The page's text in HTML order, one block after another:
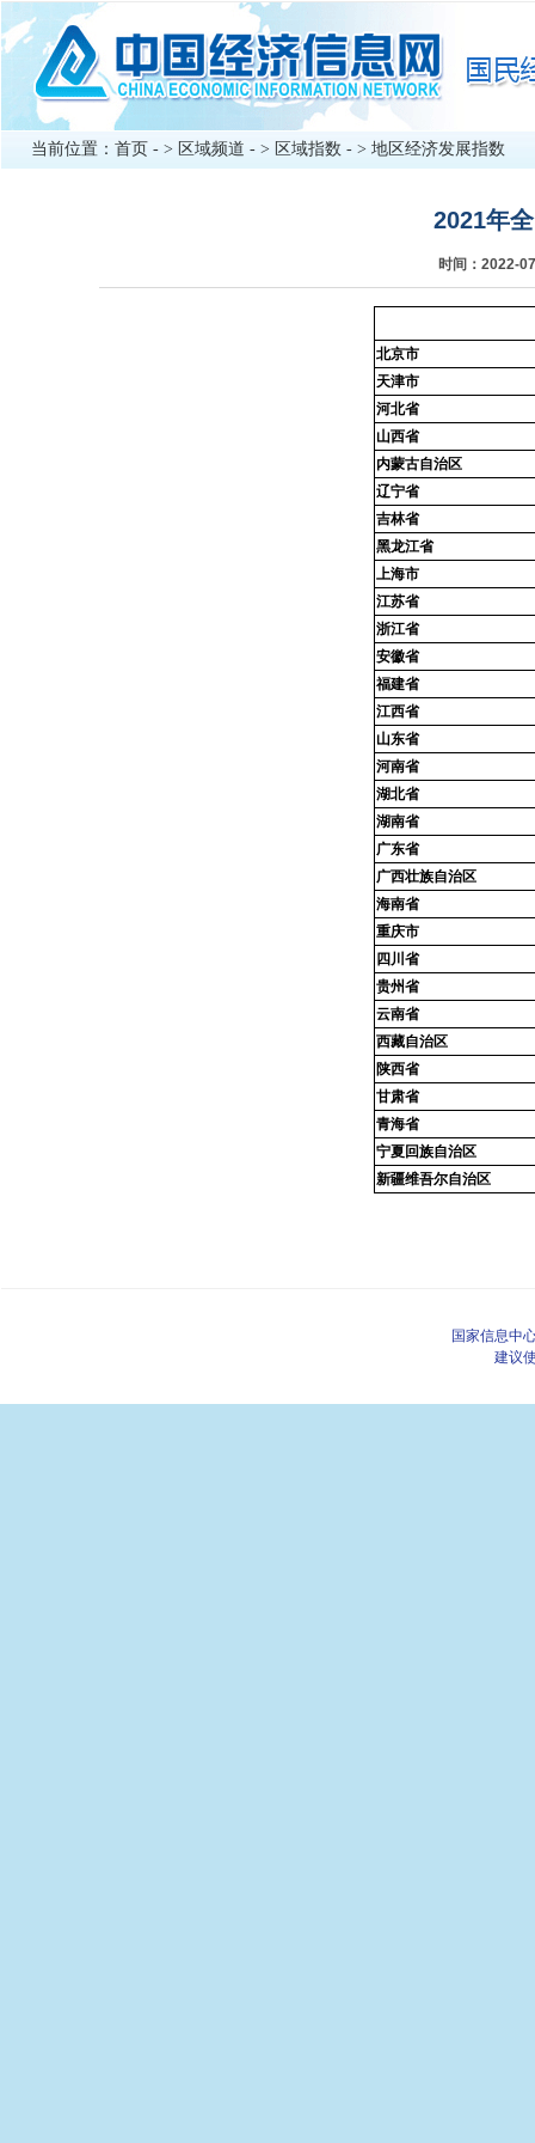
当前位置： 首页 - > 区域频道 - > 区域指数 - > 地区经济发展指数
2021年
时间：2022-
北京市
天津市
河北省
山西省
内蒙古自治区
辽宁省
吉林省
黑龙江省
上海市
江苏省
浙江省
安徽省
福建省
江西省
山东省
河南省
湖北省
湖南省
广东省
广西壮族自治区
海南省
重庆市
四川省
贵州省
云南省
西藏自治区
陕西省
甘肃省
青海省
宁夏回族自治区
新疆维吾尔自治区
国家信息中
建议